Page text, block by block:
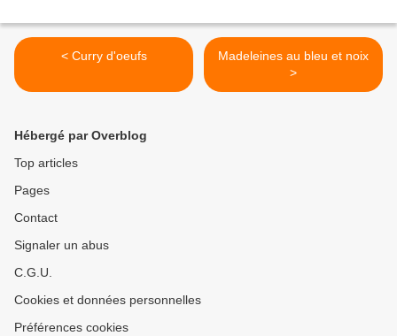
< Curry d'oeufs
Madeleines au bleu et noix
>
Hébergé par Overblog
Top articles
Pages
Contact
Signaler un abus
C.G.U.
Cookies et données personnelles
Préférences cookies